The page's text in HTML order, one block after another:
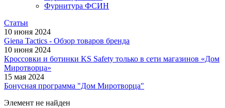
Фурнитура ФСИН
Статьи
10 июня 2024
Giena Tactics - Обзор товаров бренда
10 июня 2024
Кроссовки и ботинки KS Safety только в сети магазинов «Дом
Миротворца»
15 мая 2024
Бонусная программа "Дом Миротворца"
Элемент не найден